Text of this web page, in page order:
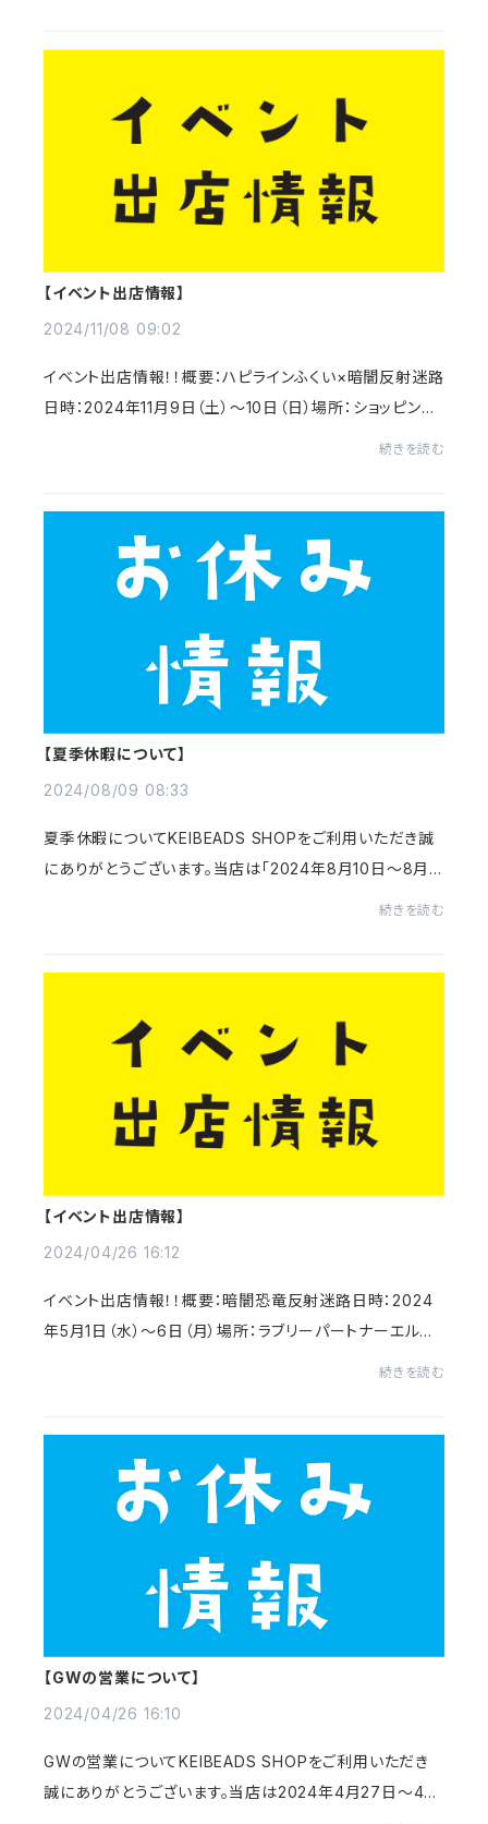
【イベント出店情報】
2024/11/08 09:02
イベント出店情報！！概要：ハピラインふくい×暗闇反射迷路
日時：2024年11月9日（土）～10日（日）場所：ショッピング
続きを読む
【夏季休暇について】
2024/08/09 08:33
夏季休暇についてKEIBEADS SHOPをご利用いただき誠
にありがとうございます。当店は「2024年8月10日～8月1
続きを読む
【イベント出店情報】
2024/04/26 16:12
イベント出店情報！！概要：暗闇恐竜反射迷路日時：2024
年5月1日（水）～6日（月）場所：ラブリーパートナーエルパ
続きを読む
【GWの営業について】
2024/04/26 16:10
GWの営業についてKEIBEADS SHOPをご利用いただき
誠にありがとうございます。当店は2024年4月27日～4月